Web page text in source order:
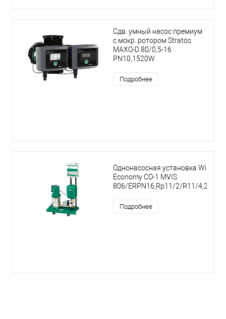
Сдв. умный насос премиум
с мокр. ротором Stratos
MAXO-D 80/0,5-16
PN10,1520W
Подробнее
Однонасосная установка Wilo
Economy CO-1 MVIS
806/ERPN16,Rp11/2/R11/4,2.2kW
Подробнее